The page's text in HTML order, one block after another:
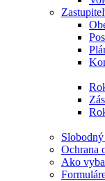
Ochrana
Ako